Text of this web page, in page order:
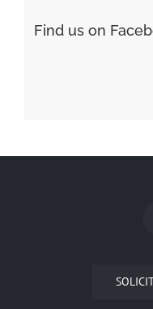
Find us on